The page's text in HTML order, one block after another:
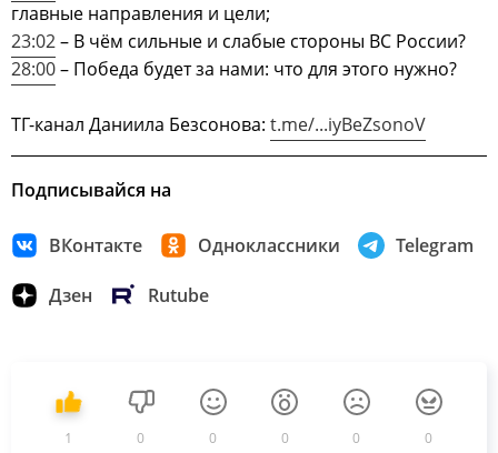
главные направления и цели;
23:02– В чём сильные и слабые стороны ВС России?
28:00– Победа будет за нами: что для этого нужно?
ТГ-канал Даниила Безсонова: t.me/...iyBeZsonoV
Подписывайся на
ВКонтакте Одноклассники Telegram
Дзен Rutube
1 0 0 0 0 0